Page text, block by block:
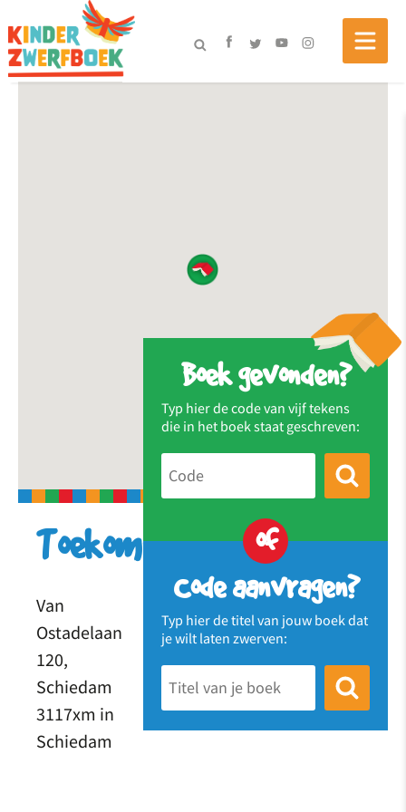
Boek gevonden?
Typ hier de code van vijf tekens
die in het boek staat geschreven:
of
Code aanvragen?
Typ hier de titel van jouw boek dat
je wilt laten zwerven:
Toekomst
Van
Ostadelaan
120,
Schiedam
3117xm in
Schiedam